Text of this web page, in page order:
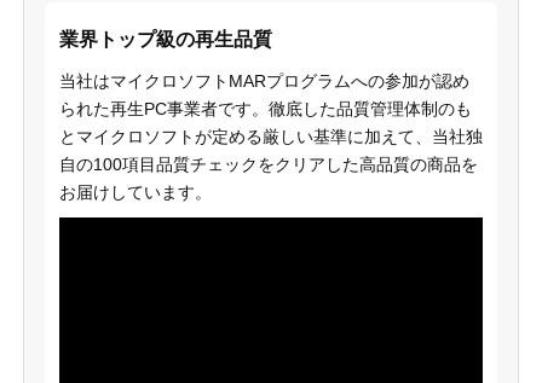
業界トップ級の再生品質
当社はマイクロソフトMARプログラムへの参加が認め
られた再生PC事業者です。徹底した品質管理体制のも
とマイクロソフトが定める厳しい基準に加えて、当社独
自の100項目品質チェックをクリアした高品質の商品を
お届けしています。